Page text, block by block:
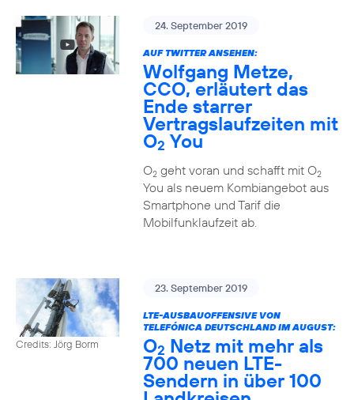
24. September 2019
AUF TWITTER ANSEHEN:
Wolfgang Metze,
CCO, erläutert das
Ende starrer
Vertragslaufzeiten mit
O2 You
O2geht voran und schafft mit O2
You als neuem Kombiangebot aus
Smartphone und Tarif die
Mobilfunklaufzeit ab.
Credits: Jörg Borm
23. September 2019
LTE-AUSBAUOFFENSIVE VON
TELEFÓNICA DEUTSCHLAND IM AUGUST:
O2 Netz mit mehr als
700 neuen LTE-
Sendern in über 100